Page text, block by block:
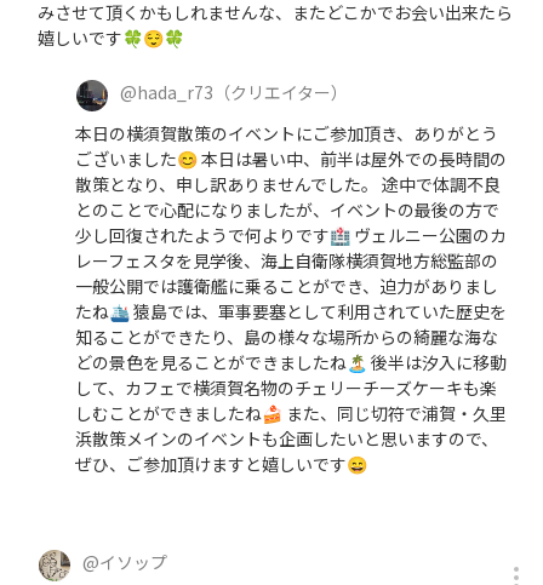
みさせて頂くかもしれませんな、またどこかでお会い出来たら
嬉しいです🍀😌🍀
@hada_r73 （クリエイター）
本日の横須賀散策のイベントにご参加頂き、ありがとう
ございました😊 本日は暑い中、前半は屋外での長時間の
散策となり、申し訳ありませんでした。 途中で体調不良
とのことで心配になりましたが、イベントの最後の方で
少し回復されたようで何よりです🏥 ヴェルニー公園のカ
レーフェスタを見学後、海上自衛隊横須賀地方総監部の
一般公開では護衛艦に乗ることができ、迫力がありまし
たね🛳️ 猿島では、軍事要塞として利用されていた歴史を
知ることができたり、島の様々な場所からの綺麗な海な
どの景色を見ることができましたね🏝️ 後半は汐入に移動
して、カフェで横須賀名物のチェリーチーズケーキも楽
しむことができましたね🍰 また、同じ切符で浦賀・久里
浜散策メインのイベントも企画したいと思いますので、
ぜひ、ご参加頂けますと嬉しいです😄
@イソップ